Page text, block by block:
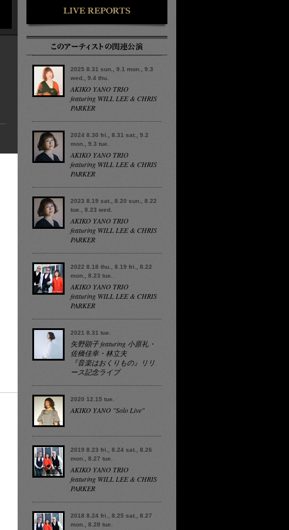
2025 8.31 sun., 9.1 mon., 9.3
wed., 9.4 thu.
AKIKO YANO TRIO
featuring WILL LEE & CHRIS
PARKER
2024 8.30 fri., 8.31 sat., 9.2
mon., 9.3 tue.
AKIKO YANO TRIO
featuring WILL LEE & CHRIS
PARKER
2023 8.19 sat., 8.20 sun., 8.22
tue., 8.23 wed.
AKIKO YANO TRIO
featuring WILL LEE & CHRIS
PARKER
2022 8.18 thu., 8.19 fri., 8.22
mon., 8.23 tue.
AKIKO YANO TRIO
featuring WILL LEE & CHRIS
PARKER
2021 8.31 tue.
矢野顕子 featuring 小原礼・
佐橋佳幸・林立夫
『音楽はおくりもの』リリ
ース記念ライブ
2020 12.15 tue.
AKIKO YANO "Solo Live"
2019 8.23 fri., 8.24 sat., 8.26
mon., 8.27 tue.
AKIKO YANO TRIO
featuring WILL LEE & CHRIS
PARKER
2018 8.24 fri., 8.25 sat., 8.27
mon., 8.28 tue.